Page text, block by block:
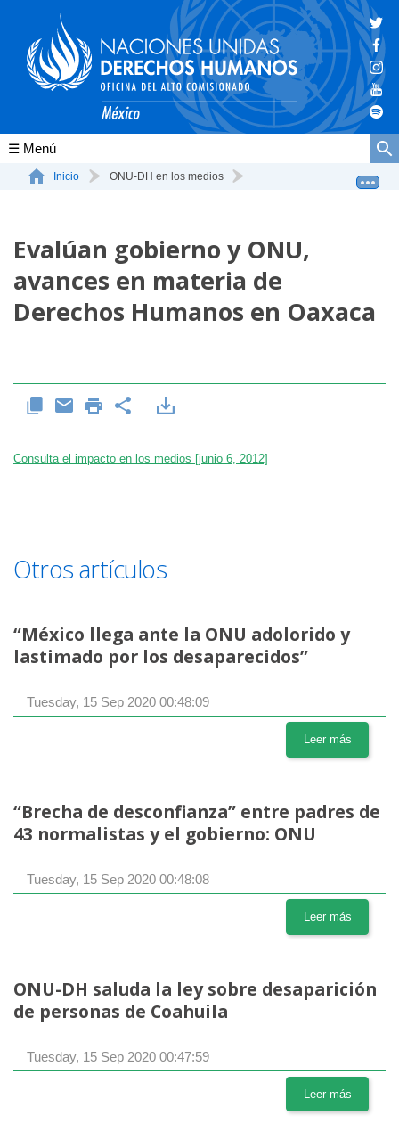
Conócenos
La ONU-DH en México
Vacantes ONU-DH México
ONU-DH en el tiempo
Inicio ONU-DH en los medios
Evalúan gobierno y ONU,
avances en materia de
Derechos Humanos en Oaxaca
Consulta el impacto en los medios [junio 6, 2012]
Otros artículos
“México llega ante la ONU adolorido y
lastimado por los desaparecidos”
Tuesday, 15 Sep 2020 00:48:09
Leer más
“Brecha de desconfianza” entre padres de
43 normalistas y el gobierno: ONU
Tuesday, 15 Sep 2020 00:48:08
Leer más
ONU-DH saluda la ley sobre desaparición
de personas de Coahuila
Tuesday, 15 Sep 2020 00:47:59
Leer más